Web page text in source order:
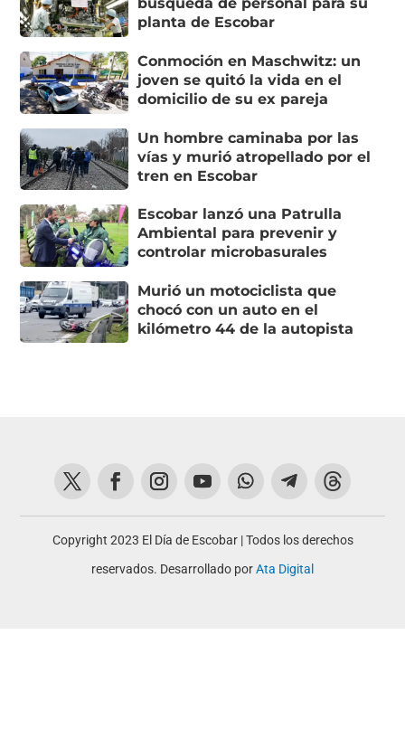
búsqueda de personal para su
planta de Escobar
Conmoción en Maschwitz: un
joven se quitó la vida en el
domicilio de su ex pareja
Un hombre caminaba por las
vías y murió atropellado por el
tren en Escobar
Escobar lanzó una Patrulla
Ambiental para prevenir y
controlar microbasurales
Murió un motociclista que
chocó con un auto en el
kilómetro 44 de la autopista
Copyright 2023 El Día de Escobar | Todos los derechos
reservados. Desarrollado porAta Digital